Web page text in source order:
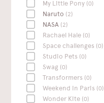
My Little Pony (0)
Naruto (2)
NASA (2)
Rachael Hale (0)
Space challenges (0)
Studio Pets (0)
Swag (0)
Transformers (0)
Weekend In Paris (0)
Wonder Kite (0)